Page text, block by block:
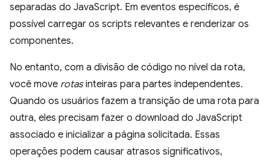
separadas do JavaScript. Em eventos específicos, é
possível carregar os scripts relevantes e renderizar os
componentes.
No entanto, com a divisão de código no nível da rota,
você move rotasinteiras para partes independentes.
Quando os usuários fazem a transição de uma rota para
outra, eles precisam fazer o download do JavaScript
associado e inicializar a página solicitada. Essas
operações podem causar atrasos significativos,